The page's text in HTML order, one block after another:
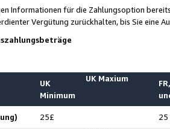
Informationen für die Zahlungsoption
Vergütung zurückhalten, bis Sie
UK
Minimum
UK Maxium
25£ 25